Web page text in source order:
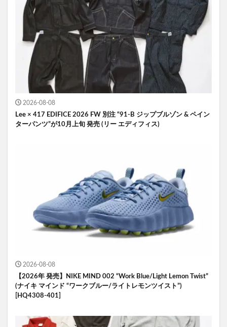
2026-08-08
Lee × 417 EDIFICE 2026 FW 別注 “91-B ジップブルゾン & ペイン
ターパンツ”が10月上旬 発売 (リー エディフィス)
2026-08-08
【2026年 発売】NIKE MIND 002 “Work Blue/Light Lemon Twist”
(ナイキ マインド “ワークブルー/ライトレモンツイスト”)
[HQ4308-401]